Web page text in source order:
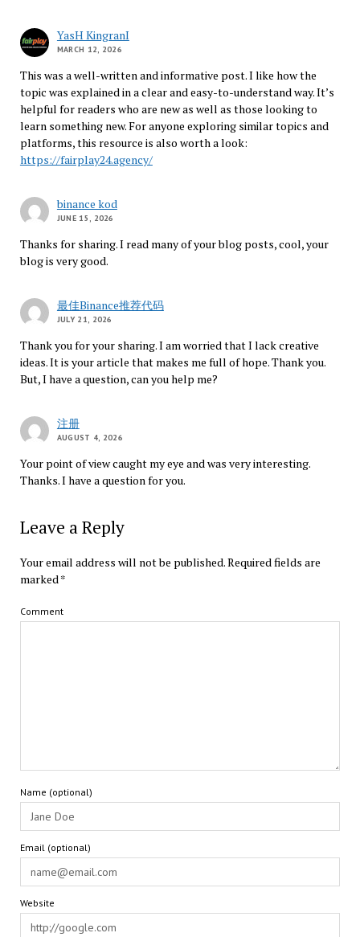
YasH KingranI
MARCH 12, 2026
This was a well-written and informative post. I like how the
topic was explained in a clear and easy-to-understand way. It’s
helpful for readers who are new as well as those looking to
learn something new. For anyone exploring similar topics and
platforms, this resource is also worth a look:
https://fairplay24.agency/
binance kod
JUNE 15, 2026
Thanks for sharing. I read many of your blog posts, cool, your
blog is very good.
最佳Binance推荐代码
JULY 21, 2026
Thank you for your sharing. I am worried that I lack creative
ideas. It is your article that makes me full of hope. Thank you.
But, I have a question, can you help me?
注册
AUGUST 4, 2026
Your point of view caught my eye and was very interesting.
Thanks. I have a question for you.
Leave a Reply
Your email address will not be published.Required fields are
marked*
Comment
Name (optional)
Email (optional)
Website